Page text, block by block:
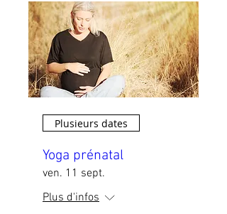
Plusieurs dates
Yoga prénatal
ven. 11 sept.
Plus d'infos